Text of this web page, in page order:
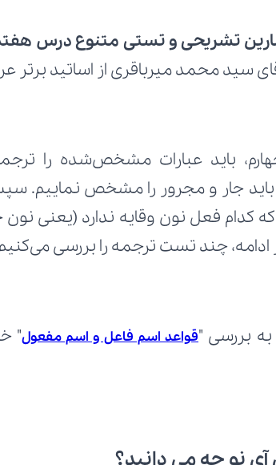
تشریحی و تستی متنوع درس
سید محمد میرباقری از اساتید برتر
چند تست ترجمه را بررسی
بررسی "قواعد اسم فاعل و اسم مفعول